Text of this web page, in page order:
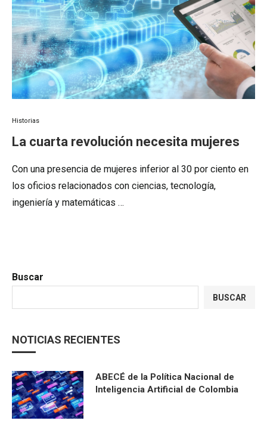
Historias
La cuarta revolución necesita mujeres
Con una presencia de mujeres inferior al 30 por ciento en
los oficios relacionados con ciencias, tecnología,
ingeniería y matemáticas …
Buscar
BUSCAR
NOTICIAS RECIENTES
ABECÉ de la Política Nacional de
Inteligencia Artificial de Colombia